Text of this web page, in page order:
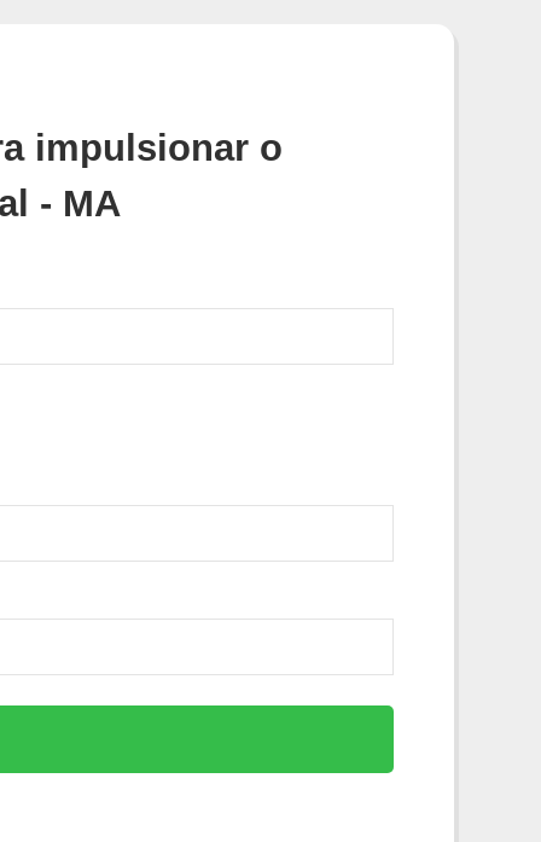
impulsionar o
- MA